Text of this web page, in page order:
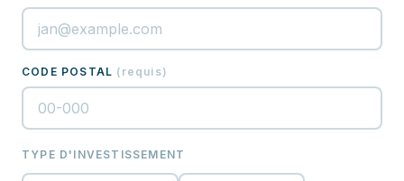
CODE POSTAL ( requis)
TYPE D'INVESTISSEMENT